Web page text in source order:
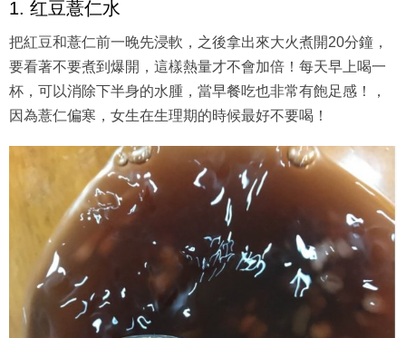
1. 红豆薏仁水
把紅豆和薏仁前一晚先浸軟，之後拿出來大火煮開20分鐘，
要看著不要煮到爆開，這樣熱量才不會加倍！每天早上喝一
杯，可以消除下半身的水腫，當早餐吃也非常有飽足感！，
因為薏仁偏寒，女生在生理期的時候最好不要喝！